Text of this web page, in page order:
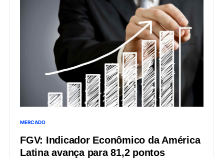
MERCADO
FGV: Indicador Econômico da América
Latina avança para 81,2 pontos